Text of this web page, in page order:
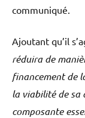
communiqué.
Ajoutant qu’il
réduira de
financement de
la viabilité de sa
composante